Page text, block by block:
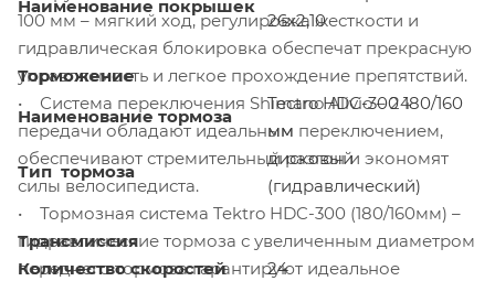
100 мм – мягкий ход, регулировка жесткости и
гидравлическая блокировка обеспечат прекрасную
управляемость и легкое прохождение препятствий.
• Система переключения Shimano Alivio – 24
передачи обладают идеальным переключением,
обеспечивают стремительный разгон и экономят
силы велосипедиста.
• Тормозная система Tektro HDC-300 (180/160мм) –
гидравлические тормоза с увеличенным диаметром
переднего тормоза гарантируют идеальное
Наименование покрышек
26x2,10
Торможение
Наименование тормоза
Tectro HDC-300 180/160
мм
Тип тормоза
дисковый
(гидравлический)
Трансмиссия
Количество скоростей
24